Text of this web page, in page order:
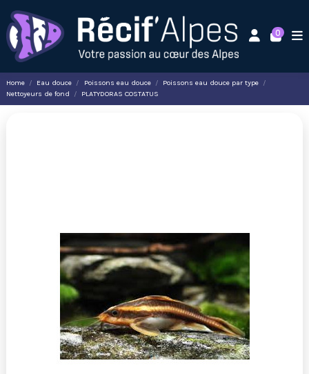
0
Home Eau douce Poissons eau douce
Poissons eau douce par type
Nettoyeurs de fond
PLATYDORAS COSTATUS